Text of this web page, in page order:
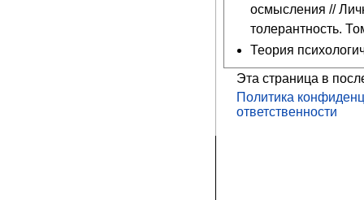
осмысления //
толерантность.
Теория
Эта страница в
Политика
ответственности